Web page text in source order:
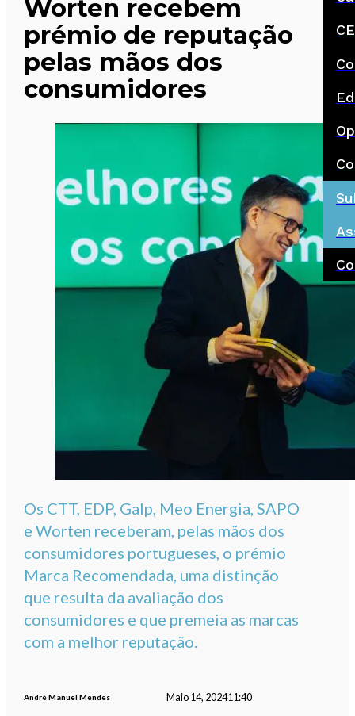
Worten recebem
prémio de reputação
pelas mãos dos
consumidores
Os CTT, EDP, Galp, Meo Energia, SAPO
e Worten receberam, pelas mãos dos
consumidores portugueses, o prémio
Marca Recomendada, uma distinção
que resulta da avaliação dos
consumidores e que premeia as marcas
com a melhor reputação.
André Manuel Mendes Maio 14, 202411:40